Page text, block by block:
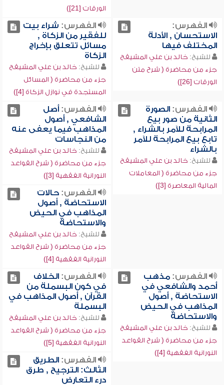
الورقات [21])
الفهرس:
الاستحسان , الأدلة
المختلف فيها
للشيخ: خالد بن علي المشيقح
جزء من محاضرة ( شرح متن
الورقات [26])
الفهرس: شراء بيت
للفقير من الزكاة ,
مسائل تتعلق بإخراج
الزكاة
للشيخ: خالد بن علي المشيقح
جزء من محاضرة ( المسائل
المستجدة في نوازل الزكاة [4])
الفهرس:الصورة
الثانية من صور بيع
المرابحة للآمر بالشراء ,
تابع بيع المرابحة للآمر
بالشراء
للشيخ: خالد بن علي المشيقح
جزء من محاضرة ( المعاملات
المالية المعاصرة [3])
الفهرس:أصل
الشافعي , أصول
المذاهب فيما يعفى عنه
من النجاسات
للشيخ: خالد بن علي المشيقح
جزء من محاضرة ( شرح القواعد
النورانية الفقهية [3])
الفهرس:حالات
الاستحاضة , أصول
المذاهب في الحيض
والاستحاضة
للشيخ: خالد بن علي المشيقح
جزء من محاضرة ( شرح القواعد
النورانية الفقهية [4])
الفهرس:مذهب
أحمد والشافعي في
الاستحاضة , أصول
المذاهب في الحيض
والاستحاضة
للشيخ: خالد بن علي المشيقح
جزء من محاضرة ( شرح القواعد
النورانية الفقهية [4])
الفهرس:الخلاف
في كون البسملة من
القرآن , أصول المذاهب في
البسملة
للشيخ: خالد بن علي المشيقح
جزء من محاضرة ( شرح القواعد
النورانية الفقهية [5])
الفهرس:الطريق
الثالث: الترجيح , طرق
درء التعارض